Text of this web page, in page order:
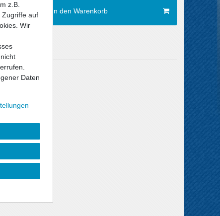
In den Warenkorb
z.B.
Zugriffe auf
Wir
Daten